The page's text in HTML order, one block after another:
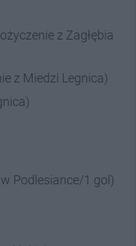
z Zagłębia
z Miedzi Legnica)
Podlesiance/1 gol)